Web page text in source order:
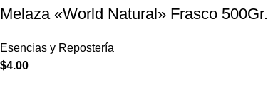
Melaza «World Natural» Frasco 500Gr.
Esencias y Repostería
$4.00